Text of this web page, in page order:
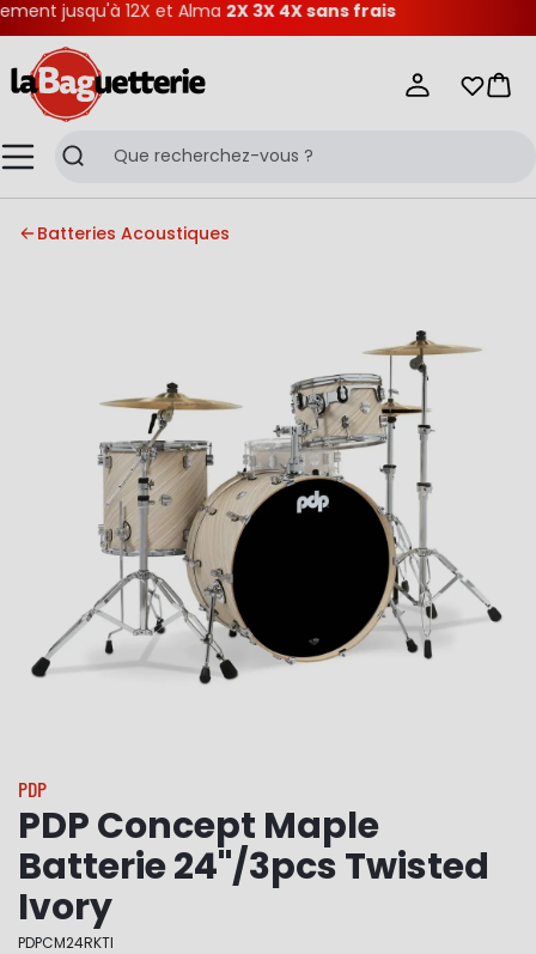
jusqu'à 12X et Alma2X 3X 4X sans frais
MenuRecherche
Mes
Batteries Acoustiques
PDP
PDP Concept Maple
Batterie 24"/3pcs Twisted
Ivory
PDPCM24RKTI